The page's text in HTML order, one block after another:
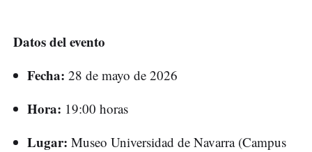
Datos del evento
Fecha: 28 de mayo de 2026
Hora: 19:00 horas
Lugar: Museo Universidad de Navarra (Campus